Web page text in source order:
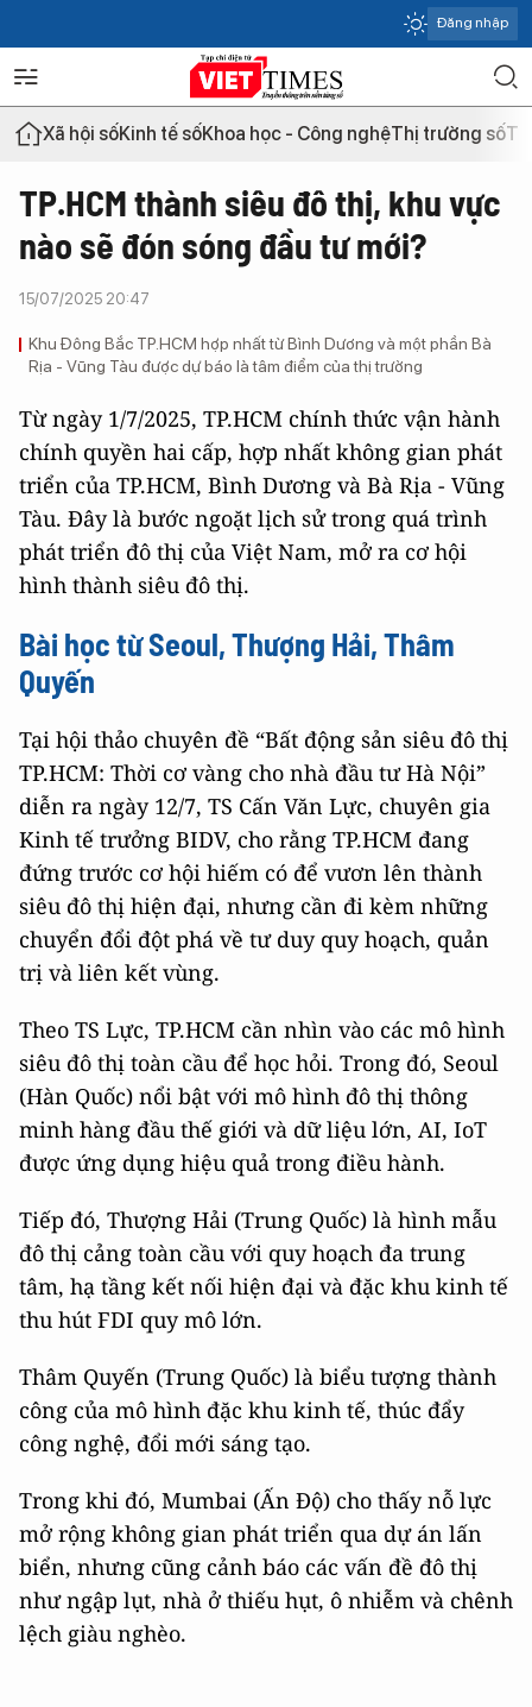
Đăng nhập
Xã hội sốKinh tế sốKhoa học - Công nghệThị trường số
TP.HCM thành siêu đô thị, khu vực
nào sẽ đón sóng đầu tư mới?
15/07/2025 20:47
Khu Đông Bắc TP.HCM hợp nhất từ Bình Dương và một phần Bà
Rịa - Vũng Tàu được dự báo là tâm điểm của thị trường
Từ ngày 1/7/2025, TP.HCM chính thức vận hành
chính quyền hai cấp, hợp nhất không gian phát
triển của TP.HCM, Bình Dương và Bà Rịa - Vũng
Tàu. Đây là bước ngoặt lịch sử trong quá trình
phát triển đô thị của Việt Nam, mở ra cơ hội
hình thành siêu đô thị.
Bài học từ Seoul, Thượng Hải, Thâm
Quyến
Tại hội thảo chuyên đề “Bất động sản siêu đô thị
TP.HCM: Thời cơ vàng cho nhà đầu tư Hà Nội”
diễn ra ngày 12/7, TS Cấn Văn Lực, chuyên gia
Kinh tế trưởng BIDV, cho rằng TP.HCM đang
đứng trước cơ hội hiếm có để vươn lên thành
siêu đô thị hiện đại, nhưng cần đi kèm những
chuyển đổi đột phá về tư duy quy hoạch, quản
trị và liên kết vùng.
Theo TS Lực, TP.HCM cần nhìn vào các mô hình
siêu đô thị toàn cầu để học hỏi. Trong đó, Seoul
(Hàn Quốc) nổi bật với mô hình đô thị thông
minh hàng đầu thế giới và dữ liệu lớn, AI, IoT
được ứng dụng hiệu quả trong điều hành.
Tiếp đó, Thượng Hải (Trung Quốc) là hình mẫu
đô thị cảng toàn cầu với quy hoạch đa trung
tâm, hạ tầng kết nối hiện đại và đặc khu kinh tế
thu hút FDI quy mô lớn.
Thâm Quyến (Trung Quốc) là biểu tượng thành
công của mô hình đặc khu kinh tế, thúc đẩy
công nghệ, đổi mới sáng tạo.
Trong khi đó, Mumbai (Ấn Độ) cho thấy nỗ lực
mở rộng không gian phát triển qua dự án lấn
biển, nhưng cũng cảnh báo các vấn đề đô thị
như ngập lụt, nhà ở thiếu hụt, ô nhiễm và chênh
lệch giàu nghèo.